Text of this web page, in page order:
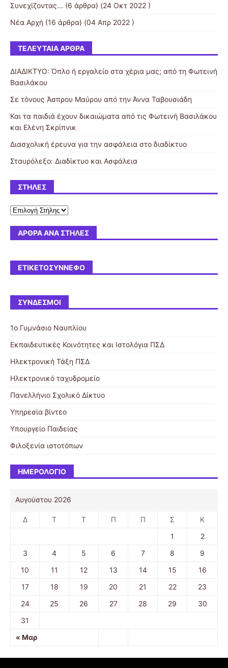
Συνεχίζοντας... (6 άρθρα) (24 Οκτ 2022 )
Νέα Αρχή (16 άρθρα) (04 Απρ 2022 )
ΤΕΛΕΥΤΑΊΑ ΆΡΘΡΑ
ΔΙΑΔΙΚΤΥΟ: Όπλο ή εργαλείο στα χέρια μας; από τη Φωτεινή
Βασιλάκου
Σε τόνους Άσπρου Μαύρου από την Άννα Ταβουσιάδη
Και τα παιδιά έχουν δικαιώματα από τις Φωτεινή Βασιλάκου
και Ελένη Σκρίπνικ
Διασχολική έρευνα για την ασφάλεια στο διαδίκτυο
Σταυρόλεξο: Διαδίκτυο και Ασφάλεια
ΣΤΉΛΕΣ
ΆΡΘΡΑ ΑΝΆ ΣΤΉΛΕΣ
ΕΤΙΚΕΤΟΣΎΝΝΕΦΟ
ΣΎΝΔΕΣΜΟΙ
1ο Γυμνάσιο Ναυπλίου
Εκπαιδευτικές Κοινότητες και Ιστολόγια ΠΣΔ
Ηλεκτρονική Τάξη ΠΣΔ
Ηλεκτρονικό ταχυδρομείο
Πανελλήνιο Σχολικό Δίκτυο
Υπηρεσία βίντεο
Υπουργείο Παιδείας
Φιλοξενία ιστοτόπων
ΗΜΕΡΟΛΌΓΙΟ
Αυγούστου 2026
Δ Τ Τ Π Π Σ Κ
« Μαρ
1
2
3
4 5 6 7 8
9
10
11 12 13 14 15
16
17
18 19 20 21 22
23
24
25 26 27 28 29
30
31